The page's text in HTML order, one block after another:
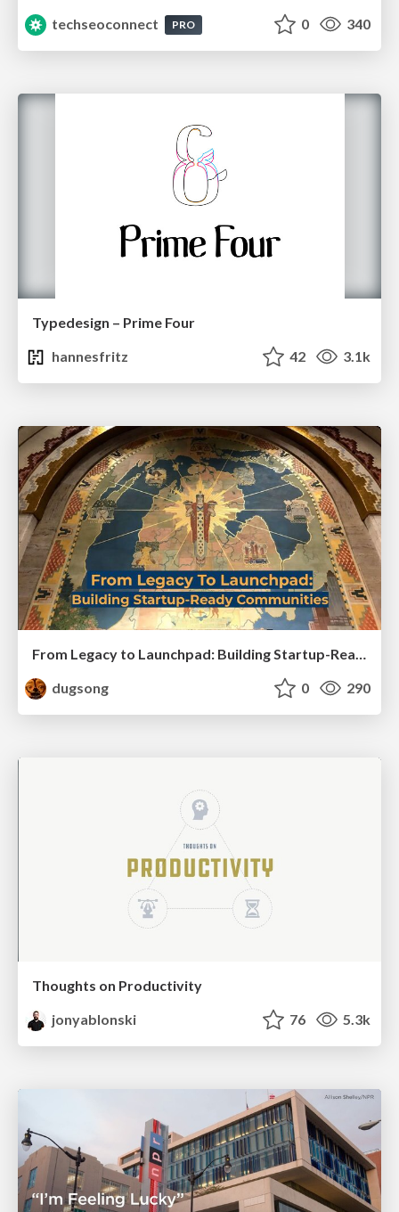
techseoconnect
PRO 0 340
Typedesign – Prime Four
hannesfritz
42 3.1k
From Legacy to Launchpad: Building Startup-Ready Communities
dugsong
0 290
Thoughts on Productivity
jonyablonski
76 5.3k